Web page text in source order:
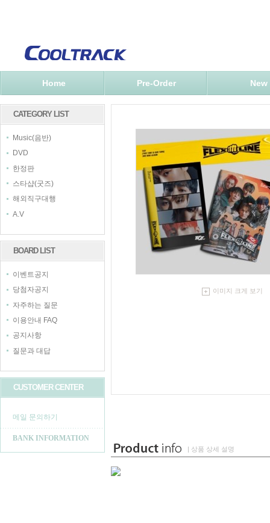
Home Pre-Order New
CATEGORY LIST
Music(음반)
DVD
한정판
스타샵(굿즈)
해외직구대행
A.V
BOARD LIST
이벤트공지
당첨자공지
자주하는 질문
이용안내 FAQ
공지사항
질문과 대답
CUSTOMER CENTER
메일 문의하기
BANK INFORMATION
이미지 크게 보기
| 상품 상세 설명